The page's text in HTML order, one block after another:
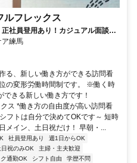
ルフレックス
社員登用あり！カジュアル面談実
練馬
る、新しい働き方ができる訪問看
の変形労働時間制です。 ※働く時
きる新しい働き方です！
ス *働き方の自由度が高い訪問看
フトは自分で決めてOKです～ 短時
メイン、土日祝だけ！ 早朝・...
社員登用あり
週1日からOK
日祝のみOK
主婦・主夫歓迎
通勤OK シフト自由
学歴不問